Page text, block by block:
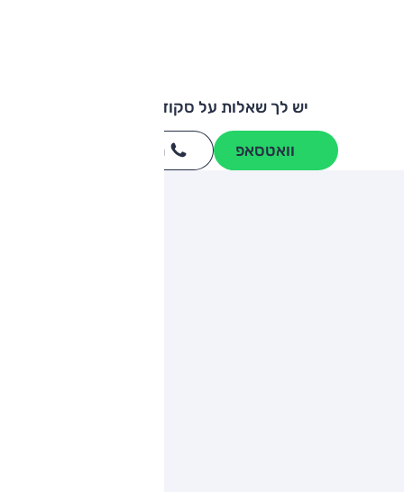
יש לך שאלות על סקודה ראפיד?
וואטסאפ חייגו
מותגים מתחרים